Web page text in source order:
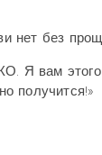
нет без
Я вам
получится!»